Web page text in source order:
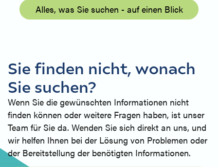
Alles, was Sie suchen - auf einen Blick
Sie finden nicht, wonach
Sie suchen?
Wenn Sie die gewünschten Informationen nicht
finden können oder weitere Fragen haben, ist unser
Team für Sie da. Wenden Sie sich direkt an uns, und
wir helfen Ihnen bei der Lösung von Problemen oder
der Bereitstellung der benötigten Informationen.